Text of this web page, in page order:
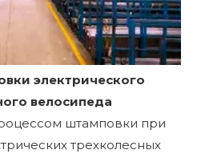
электрического
велосипеда
штамповки при
трехколесных